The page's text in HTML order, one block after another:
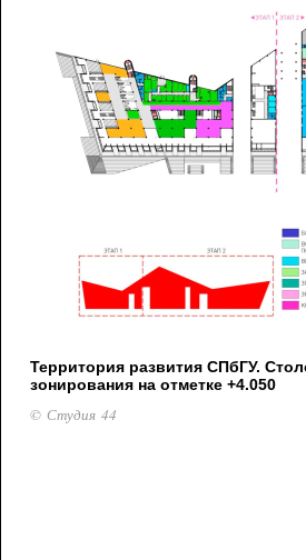
Территория развития СПбГУ.
зонирования на отметке +4.050
© Студия 44